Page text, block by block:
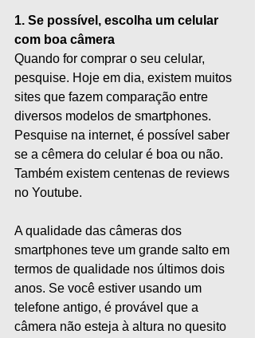
1. Se possível, escolha um celular
com boa câmera
Quando for comprar o seu celular,
pesquise. Hoje em dia, existem muitos
sites que fazem comparação entre
diversos modelos de smartphones.
Pesquise na internet, é possível saber
se a cêmera do celular é boa ou não.
Também existem centenas de reviews
no Youtube.
A qualidade das câmeras dos
smartphones teve um grande salto em
termos de qualidade nos últimos dois
anos. Se você estiver usando um
telefone antigo, é provável que a
câmera não esteja à altura no quesito